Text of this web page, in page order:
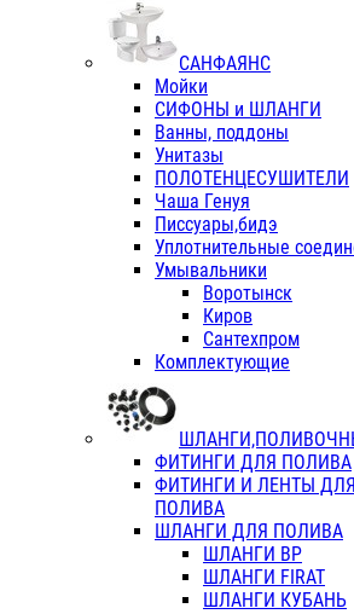
САНФАЯНС
Мойки
СИФОНЫ и ШЛАНГИ
Ванны, поддоны
Унитазы
ПОЛОТЕНЦЕСУШИТЕЛИ
Чаша Генуя
Писсуары,бидэ
Уплотнительные
Умывальники
Воротынск
Киров
Сантехпром
Комплектующие
ФИТИНГИ ДЛЯ ПОЛИВА
ФИТИНГИ И ЛЕНТЫ
ПОЛИВА
ШЛАНГИ ДЛЯ ПОЛИВА
ШЛАНГИ ВР
ШЛАНГИ FIRAT
ШЛАНГИ КУБАНЬ